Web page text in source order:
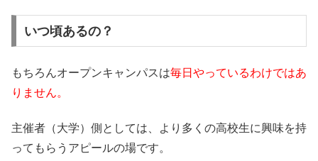
いつ頃あるの？
もちろんオープンキャンパスは毎日やっているわけではあ
りません。
主催者（大学）側としては、より多くの高校生に興味を持
ってもらうアピールの場です。